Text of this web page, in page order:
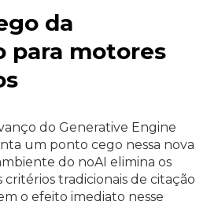
da
para motores
do Generative Engine
um ponto cego nessa nova
do noAI elimina os
critérios tradicionais de citação
o efeito imediato nesse